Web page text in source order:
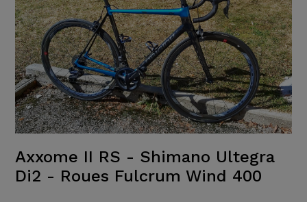
Axxome II RS - Shimano Ultegra
Di2 - Roues Fulcrum Wind 400